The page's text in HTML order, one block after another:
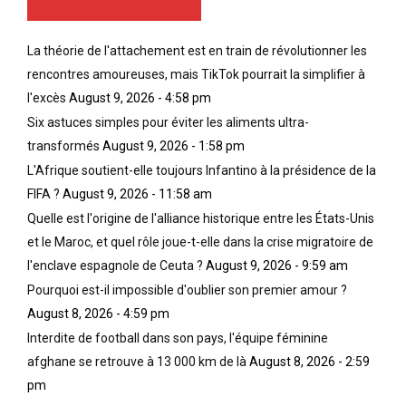
La théorie de l'attachement est en train de révolutionner les
rencontres amoureuses, mais TikTok pourrait la simplifier à
l'excès August 9, 2026 - 4:58 pm
Six astuces simples pour éviter les aliments ultra-
transformés August 9, 2026 - 1:58 pm
L'Afrique soutient-elle toujours Infantino à la présidence de la
FIFA ? August 9, 2026 - 11:58 am
Quelle est l'origine de l'alliance historique entre les États-Unis
et le Maroc, et quel rôle joue-t-elle dans la crise migratoire de
l'enclave espagnole de Ceuta ? August 9, 2026 - 9:59 am
Pourquoi est-il impossible d'oublier son premier amour ?
August 8, 2026 - 4:59 pm
Interdite de football dans son pays, l'équipe féminine
afghane se retrouve à 13 000 km de là August 8, 2026 - 2:59
pm